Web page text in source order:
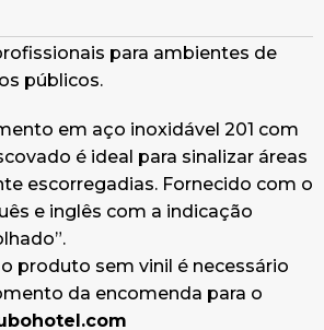
para ambientes de
públicos.
em aço inoxidável 201 com
é ideal para sinalizar áreas
escorregadias. Fornecido com o
e inglês com a indicação
produto sem vinil é necessário
da encomenda para o